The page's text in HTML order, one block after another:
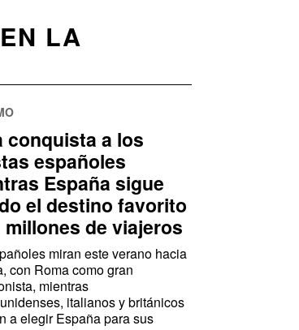
LA
conquista a los
españoles
España sigue
el destino favorito
millones de viajeros
miran este verano hacia
con Roma como gran
mientras
italianos y británicos
a elegir España para sus